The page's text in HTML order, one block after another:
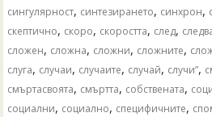
сингулярност, синтезирането, синхрон,
скептично, скоро, скоростта, след,
сложен, сложна, сложни, сложните,
слуга, случаи, случаите, случай, случи”,
смъртасвоята, смъртта, собствената,
социални, социално, специфичните,